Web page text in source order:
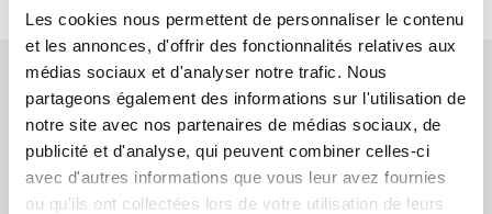
Les cookies nous permettent de personnaliser le contenu
et les annonces, d'offrir des fonctionnalités relatives aux
médias sociaux et d'analyser notre trafic. Nous
partageons également des informations sur l'utilisation de
notre site avec nos partenaires de médias sociaux, de
publicité et d'analyse, qui peuvent combiner celles-ci
avec d'autres informations que vous leur avez fournies
ou qu'ils ont collectées lors de votre utilisation de leurs
La solution idéale de secrétariat